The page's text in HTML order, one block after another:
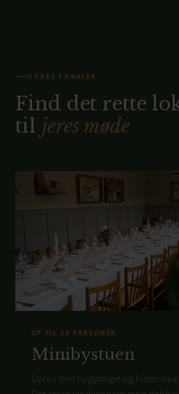
VORES LOKALER
Find det rette
til jeres møde
OP TIL 26 PERSONER
Minibystuen
Oplev den hyggelige og historiske